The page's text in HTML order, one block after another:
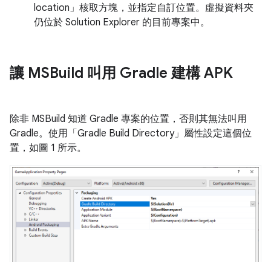
location」 核取方塊，並指定自訂位置。虛擬資料夾
仍位於 Solution Explorer 的目前專案中。
讓 MSBuild 叫用 Gradle 建構 APK
除非 MSBuild 知道 Gradle 專案的位置，否則其無法叫用
Gradle。使用「Gradle Build Directory」 屬性設定這個位
置，如圖 1 所示。